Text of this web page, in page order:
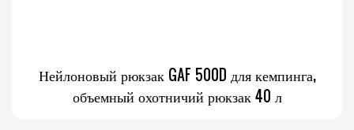
Нейлоновый рюкзак GAF 500D для кемпинга,
объемный охотничий рюкзак 40 л